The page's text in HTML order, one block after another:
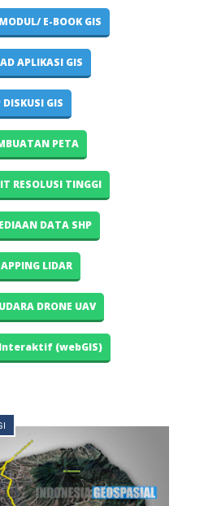
E-BOOK GIS
APLIKASI GIS
DISKUSI GIS
PETA
RESOLUSI TINGGI
DATA SHP
LIDAR
DRONE UAV
(webGIS)